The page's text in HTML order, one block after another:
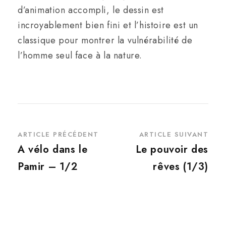
d’animation accompli, le dessin est
incroyablement bien fini et l’histoire est un
classique pour montrer la vulnérabilité de
l’homme seul face à la nature.
ARTICLE PRÉCÉDENT
A vélo dans le
Pamir – 1/2
ARTICLE SUIVANT
Le pouvoir des
rêves (1/3)